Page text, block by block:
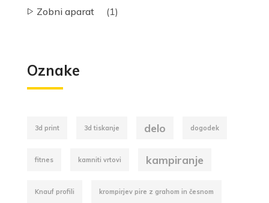
Zobni aparat (1)
Oznake
3d print 3d tiskanje delo dogodek
fitnes kamniti vrtovi kampiranje
Knauf profili krompirjev pire z grahom in česnom